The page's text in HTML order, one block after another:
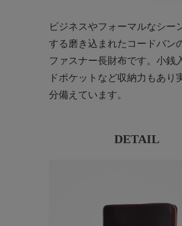
ビジネスやフォーマルなシー
する磨き込まれたコードバン
ファスナー長財布です。小銭
ドポケットなど収納力もあり
分備えています。
DETAIL